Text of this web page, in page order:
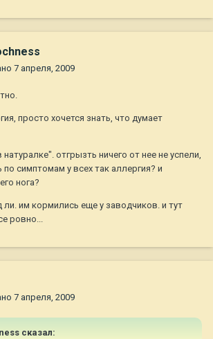
7 апреля, 2009
просто хочется знать, что думает
натуралке". отгрызть ничего от нее не успели,
по симптомам у всех так аллергия? и
нога?
им кормились еще у заводчиков. и тут
ровно...
7 апреля, 2009
сказал: